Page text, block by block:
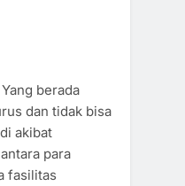
berada
dan tidak bisa
akibat
para
fasilitas